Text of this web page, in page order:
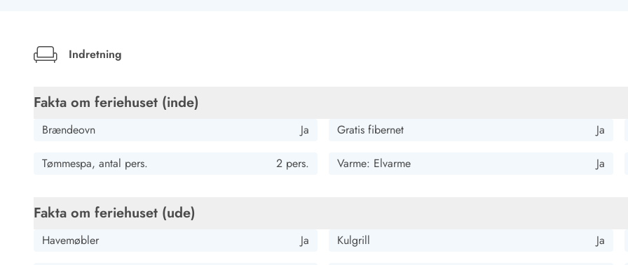
til Thorsminde. Meget anbefalelsesværdigt.
Corinna Großelanghorst
Deutschland
Solidt klassisk standardferiehus med udsigt over fjorden.
Indretning
Fakta om feriehuset (inde)
Brændeovn Ja Gratis fibernet Ja
Tømmespa, antal pers. 2 pers. Varme: Elvarme Ja
Fakta om feriehuset (ude)
Havemøbler Ja Kulgrill Ja